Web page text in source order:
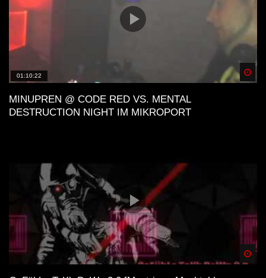
01:10:22
MINUPREN @ CODE RED VS. MENTAL
DESTRUCTION NIGHT IM MIKROPORT